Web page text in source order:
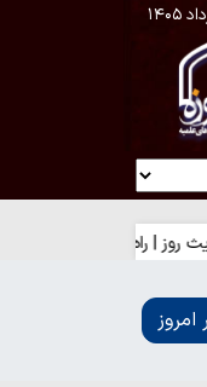
| راه نزدیک شدن به محبت
امروز